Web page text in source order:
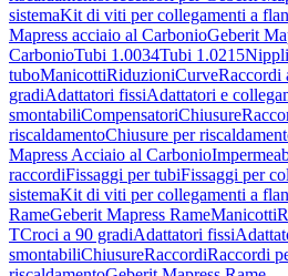
sistemaKit di viti per collegamenti a
Mapress acciaio al CarbonioGeberit
CarbonioTubi 1.0034Tubi 1.0215
tuboManicottiRiduzioniCurveRaccordi
gradiAdattatori fissiAdattatori e
smontabiliCompensatoriChiusure
riscaldamentoChiusure per
Mapress Acciaio al Carbonio
raccordiFissaggi per tubiFissaggi per
sistemaKit di viti per collegamenti a
RameGeberit Mapress RameManicotti
TCroci a 90 gradiAdattatori fissi
smontabiliChiusureRaccordiRaccordi